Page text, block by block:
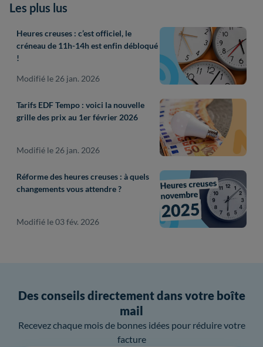
Les plus lus
Heures creuses : c’est officiel, le
créneau de 11h-14h est enfin débloqué
!
Modifié le 26 jan. 2026
Tarifs EDF Tempo : voici la nouvelle
grille des prix au 1er février 2026
Modifié le 26 jan. 2026
Réforme des heures creuses : à quels
changements vous attendre ?
Modifié le 03 fév. 2026
Des conseils directement dans votre boîte
mail
Recevez chaque mois de bonnes idées pour réduire votre
facture